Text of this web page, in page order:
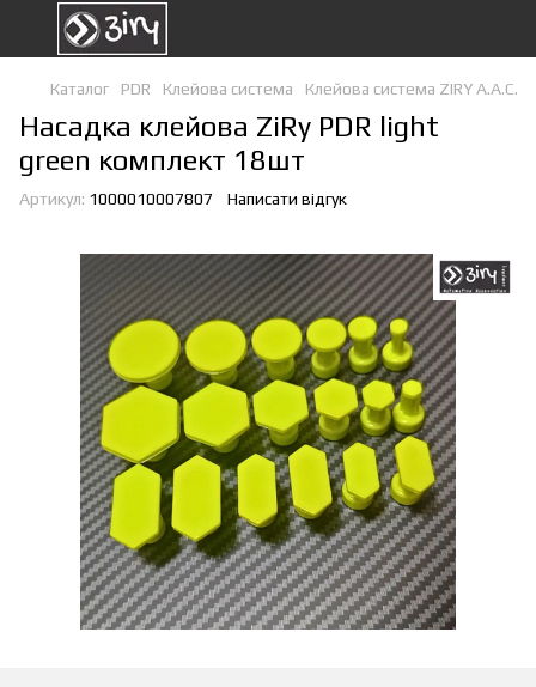
Каталог PDR Клейова система Клейова система ZIRY A.A.C.
Насадка клейова ZiRy PDR light
green комплект 18шт
Артикул: 1000010007807 Написати відгук